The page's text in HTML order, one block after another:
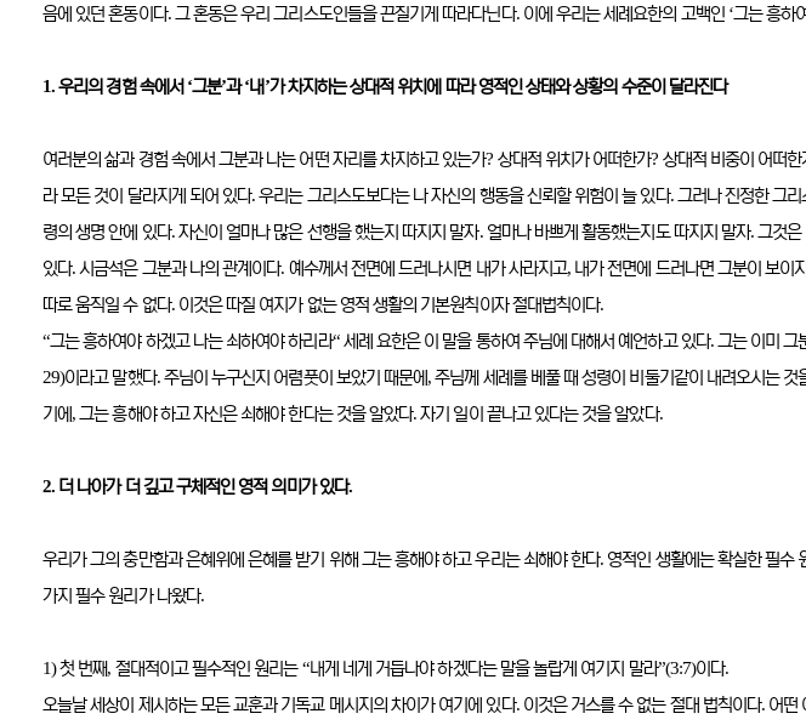
음에 있던 혼동이다.그 혼동은 우리 그리스도인들을 끈질기게 따라다닌다. 이에 우리는 세례요한의 고백인 ‘그는 흥하
1.우리의 경험 속에서 ‘그분’과‘내’가 차지하는 상대적 위치에 따라 영적인 상태와 상황의 수준이 달라진다
여러분의 삶과 경험 속에서 그분과 나는 어떤 자리를 차지하고 있는가? 상대적 위치가 어떠한가? 상대적 비중이 어떠한
라 모든 것이 달라지게 되어 있다.우리는 그리스도보다는 나 자신의 행동을 신뢰할 위험이 늘 있다.그러나 진정한 그
령의 생명 안에 있다.자신이 얼마나 많은 선행을 했는지 따지지 말자. 얼마나 바쁘게 활동했는지도 따지지 말자. 그것은
있다. 시금석은 그분과 나의 관계이다. 예수께서 전면에 드러나시면 내가 사라지고, 내가 전면에 드러나면 그분이 보이
따로 움직일 수 없다. 이것은 따질 여지가 없는 영적 생활의 기본원칙이자 절대법칙이다.
“그는 흥하여야 하겠고 나는 쇠하여야 하리라“세례 요한은 이 말을 통하여 주님에 대해서 예언하고 있다.그는 이미 그
29)이라고 말했다.주님이 누구신지 어렴풋이 보았기 때문에 ,주님께 세례를 베풀 때 성령이 비둘기같이 내려오시는
기에 , 그는 흥해야 하고 자신은 쇠해야 한다는 것을 알았다.자기 일이 끝나고 있다는 것을 알았다.
2. 더 나아가 더 깊고 구체적인 영적 의미가 있다.
우리가 그의 충만함과 은혜위에 은혜를 받기 위해 그는 흥해야 하고 우리는 쇠해야 한다. 영적인 생활에는 확실한 필수
가지 필수 원리가 나왔다.
1)첫 번째, 절대적이고 필수적인 원리는“내게 네게 거듭나야 하겠다는 말을 놀랍게 여기지 말라”(3:7)이다.
오늘날 세상이 제시하는 모든 교훈과 기독교 메시지의 차이가 여기에 있다. 이것은 거스를 수 없는 절대 법칙이다. 어떤